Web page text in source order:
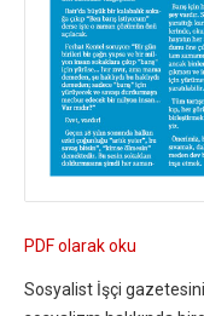
PDF olarak oku
Sosyalist İşçi